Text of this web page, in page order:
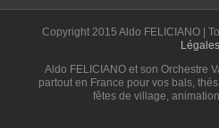
Copyright 2015 Aldo FELICIANO |
Légales
Aldo FELICIANO et son Orchestre
partout en France pour vos bals,
fêtes de village,